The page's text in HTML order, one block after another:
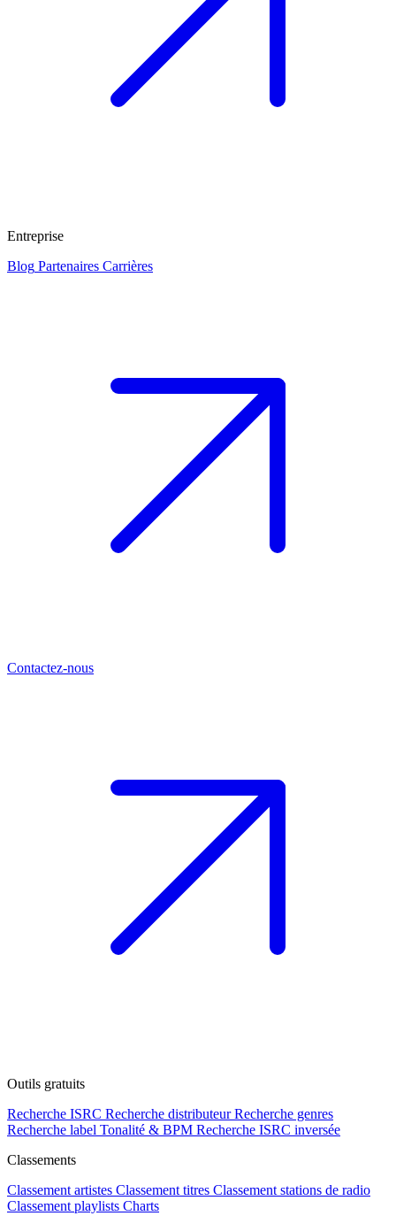
Entreprise
Blog Partenaires Carrières
Contactez-nous
Outils gratuits
Recherche ISRC Recherche distributeur Recherche genres
Recherche label Tonalité & BPM Recherche ISRC inversée
Classements
Classement artistes Classement titres Classement stations de radio
Classement playlists Charts